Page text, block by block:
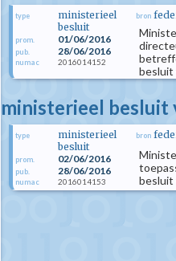
type
ministerieel
besluit
prom. 01/06/2016
pub. 28/06/2016
numac 2016014152
bron
besluit
ministerieel besluit
type
ministerieel
besluit
prom. 02/06/2016
pub. 28/06/2016
numac 2016014153
bron
besluit